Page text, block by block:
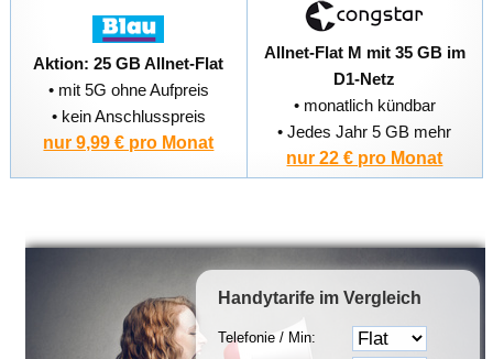
Aktion: 25 GB Allnet-Flat
• mit 5G ohne Aufpreis
• kein Anschlusspreis
nur 9,99 € pro Monat
Allnet-Flat M mit 35 GB im
D1-Netz
• monatlich kündbar
• Jedes Jahr 5 GB mehr
nur 22 € pro Monat
Handytarife im Vergleich
Telefonie / Min: